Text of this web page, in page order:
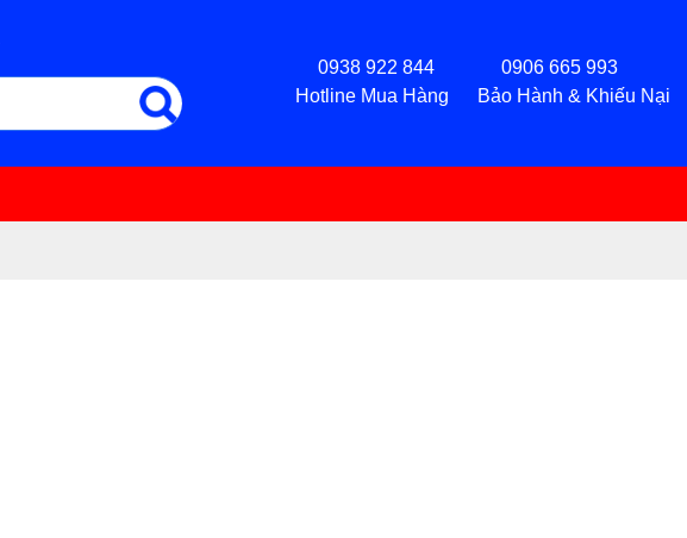
0938 922 844 0906 665 993
Hotline Mua Hàng Bảo Hành & Khiếu Nại